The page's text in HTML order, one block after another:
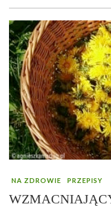
NA ZDROWIE PRZEPISY